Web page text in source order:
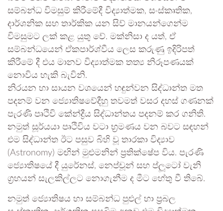
සම්බන්ධ විමසුම් කිරීමේදී විද්‍යාත්මක, සංස්කෘතික,
දාර්ශනික සහ තාර්කික යන සිව් මානයන්ගෙන්ම
විමසුමට ලක් කළ යුතු වේ. මක්නිසා ද යත්, ඒ
සම්බන්ධයෙන් ඒකපාර්ශ්වීය ලෙස කරුණු ඉදිරිපත්
කිරීමේ දී එය මානව විද්‍යාත්මක තත්‍ය නිරූපණයක්
නොවිය හැකි බැවිනි.
​නිරයන හා සායන වශයෙන් හඳුන්වන සිද්ධාන්ත මත
පදනම් වන ජ්‍යොතිෂවේදීහු තවමත් වසර දහස් ගණනක්
පැරණි පෘථිවි කේන්ද්‍රීය සිද්ධාන්තය පදනම් කර ගනිති.
නමුත් සූර්යයා පෘථිවිය වටා භ්‍රමණය වන බවට සඳහන්
එම සිද්ධාන්ත ඊට පසුව බිහි වූ තාරකා විද්‍යාව
(Astronomy) මඟින් මුළුමනින් ප්‍රතික්ෂේප විය. පැරණි
ජ්‍යොතිෂයේ දී යුරේනස්, නෙප්චූන් සහ ප්ලූටෝ වැනි
ග්‍රහයන් සැලකිල්ලට නොගැනීම ද මීට හේතු වී තිබේ.
​නමුත් ජ්‍යොතිෂය හා සම්බන්ධ පුළුල් හා ප්‍රබල